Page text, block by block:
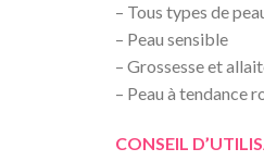
– Tous types de
– Peau sensible
– Grossesse et
– Peau à tendance
CONSEIL